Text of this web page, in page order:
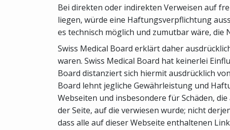
Bei direkten oder indirekten Verweisen auf
liegen, würde eine Haftungsverpflichtung
es technisch möglich und zumutbar wäre,
Swiss Medical Board erklärt daher
waren. Swiss Medical Board hat keinerlei
Board distanziert sich hiermit ausdrücklich
Board lehnt jegliche Gewährleistung und
Webseiten und insbesondere für Schäden,
der Seite, auf die verwiesen wurde; nicht
dass alle auf dieser Webseite enthaltenen